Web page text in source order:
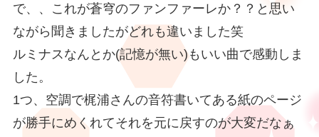
で、、これが蒼穹のファンファーレか？？と思い
ながら聞きましたがどれも違いました笑
ルミナスなんとか(記憶が無い)もいい曲で感動しま
した。
1つ、空調で梶浦さんの音符書いてある紙のページ
が勝手にめくれてそれを元に戻すのが大変だなぁ